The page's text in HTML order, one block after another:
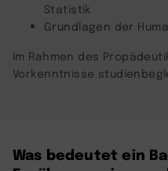
Statistik
Grundlagen der
Im Rahmen des
Vorkenntnisse
Was bedeutet ein